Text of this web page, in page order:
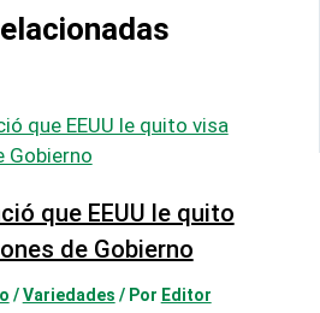
que EEUU le quito
de Gobierno
/Variedades / Por Editor